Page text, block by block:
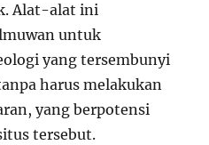
Alat-alat ini
untuk
yang tersembunyi
harus melakukan
yang berpotensi
tersebut.